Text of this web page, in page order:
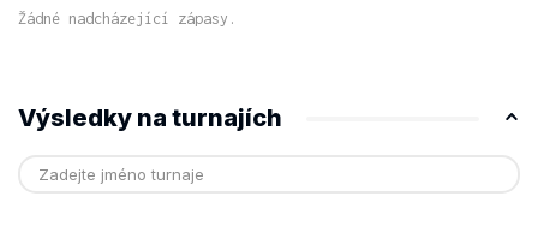
Žádné nadcházející zápasy.
Výsledky na turnajích